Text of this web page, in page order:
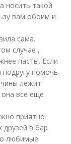
носить такой
вам обоим и
сама.
случае ,
пасты. Если
подругу помочь
лежит
она все еще
приятно
друзей в бар
любимые